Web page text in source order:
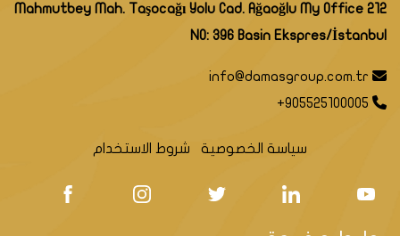
Mahmutbey Mah. Taşocağı Yolu Cad. Ağaoğlu My Office 212
NO: 396 Basin Ekspres/İstanbul
info@damasgroup.com.tr
+905525100005
سياسة الخصوصية شروط الاستخدام